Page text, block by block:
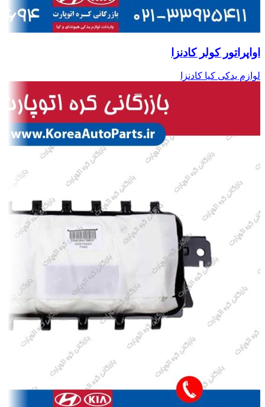
اواپراتور کولر کادنزا
لوازم یدکی کیا کادنزا